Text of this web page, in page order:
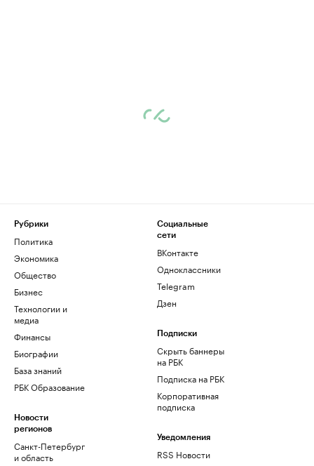
Рубрики
Политика
Экономика
Общество
Бизнес
Технологии и
медиа
Финансы
Биографии
База знаний
РБК Образование
Новости
регионов
Санкт-Петербург
и область
Социальные
сети
ВКонтакте
Одноклассники
Telegram
Дзен
Подписки
Скрыть баннеры
на РБК
Подписка на РБК
Корпоративная
подписка
Уведомления
RSS Новости